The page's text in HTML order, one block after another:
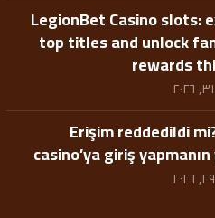
LegionBet Casino slots:
top titles and unlock
rewards
Erişim reddedildi
casino’ya giriş